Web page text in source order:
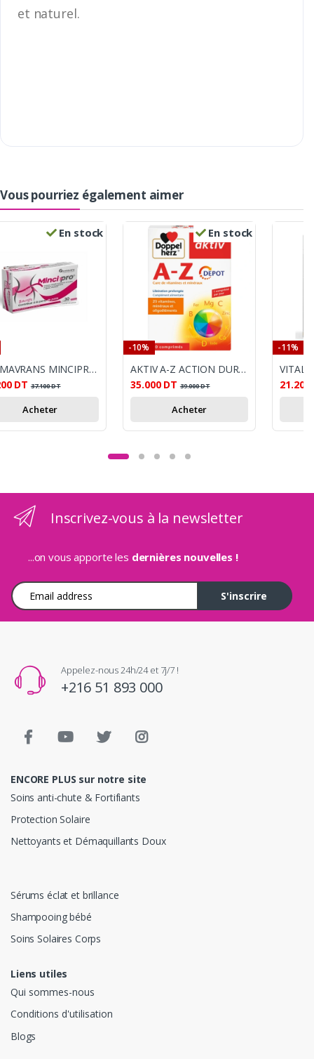
et naturel.
Vous pourriez également aimer
En stock
FARMAVRANS MINCIPRO BTE 30
DT 37.100DT
Acheter
En stock
-10%
AKTIV A-Z ACTION DURABLE 30 COMPRIMES
35.000 DT 39.000DT
Acheter
-11%
VITAL
21.200
Inscrivez-vous à la newsletter
...on vous apporte les dernières nouvelles !
Adresse e-mail
S'inscrire
Appelez-nous 24h/24 et 7j/7 !
+216 51 893 000
ENCORE PLUS sur notre site
Soins anti-chute & Fortifiants
Protection Solaire
Nettoyants et Démaquillants Doux
Sérums éclat et brillance
Shampooing bébé
Soins Solaires Corps
Liens utiles
Qui sommes-nous
Conditions d'utilisation
Blogs